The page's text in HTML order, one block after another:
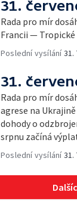
31.
Rada pro mír
Francii —
Poslední vysílání31.
31.
Rada pro mír
agrese na
dohody o
srpnu začíná
Poslední vysílání31.